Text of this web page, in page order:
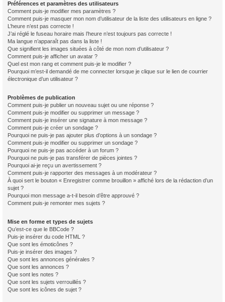
Préférences et paramètres des utilisateurs
Comment puis-je modifier mes paramètres ?
Comment puis-je masquer mon nom d’utilisateur de la liste des utilisateurs en ligne ?
L’heure n’est pas correcte !
J’ai réglé le fuseau horaire mais l’heure n’est toujours pas correcte !
Ma langue n’apparaît pas dans la liste !
Que signifient les images situées à côté de mon nom d’utilisateur ?
Comment puis-je afficher un avatar ?
Quel est mon rang et comment puis-je le modifier ?
Pourquoi m’est-il demandé de me connecter lorsque je clique sur le lien de courrier
électronique d’un utilisateur ?
Problèmes de publication
Comment puis-je publier un nouveau sujet ou une réponse ?
Comment puis-je modifier ou supprimer un message ?
Comment puis-je insérer une signature à mon message ?
Comment puis-je créer un sondage ?
Pourquoi ne puis-je pas ajouter plus d’options à un sondage ?
Comment puis-je modifier ou supprimer un sondage ?
Pourquoi ne puis-je pas accéder à un forum ?
Pourquoi ne puis-je pas transférer de pièces jointes ?
Pourquoi ai-je reçu un avertissement ?
Comment puis-je rapporter des messages à un modérateur ?
À quoi sert le bouton « Enregistrer comme brouillon » affiché lors de la rédaction d’un
sujet ?
Pourquoi mon message a-t-il besoin d’être approuvé ?
Comment puis-je remonter mes sujets ?
Mise en forme et types de sujets
Qu’est-ce que le BBCode ?
Puis-je insérer du code HTML ?
Que sont les émoticônes ?
Puis-je insérer des images ?
Que sont les annonces générales ?
Que sont les annonces ?
Que sont les notes ?
Que sont les sujets verrouillés ?
Que sont les icônes de sujet ?